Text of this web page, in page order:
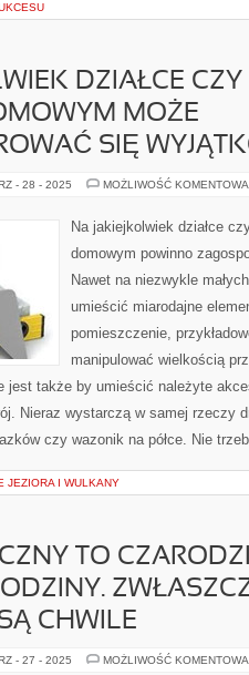
DZIAŁCE
MOŻE
SIĘ
- 28 - 2025 MOŻLIWOŚĆ
Na jakiejkolwiek działce
domowym powinno
Nawet na niezwykle
umieścić miarodajne
pomieszczenie,
manipulować wielkością
jest także by umieścić należyte
Nieraz wystarczą w samej rzeczy
czy wazonik na półce. Nie
JEZIORA I WULKANY
TO
CHWILE
- 27 - 2025 MOŻLIWOŚĆ